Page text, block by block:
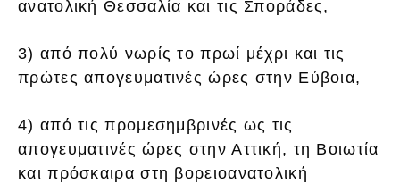
ανατολική Θεσσαλία και τις Σποράδες,
3) από πολύ νωρίς το πρωί μέχρι και τις
πρώτες απογευματινές ώρες στην Εύβοια,
4) από τις προμεσημβρινές ως τις
απογευματινές ώρες στην Αττική, τη Βοιωτία
και πρόσκαιρα στη βορειοανατολική